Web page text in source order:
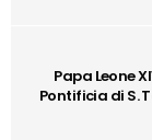
Papa Leone
Pontificia di S.